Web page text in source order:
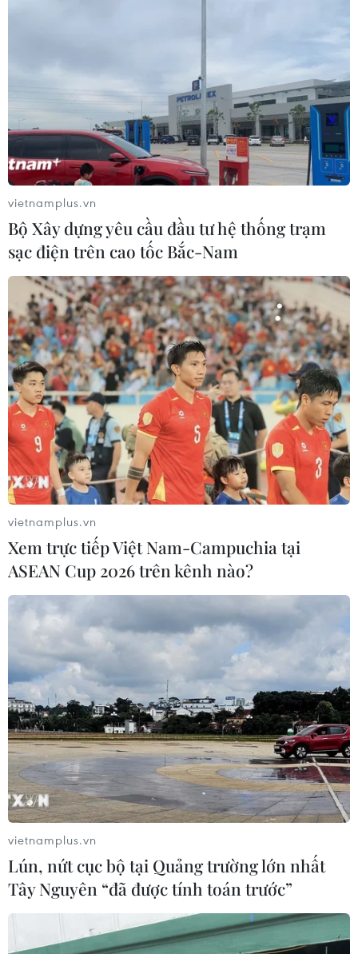
Bài 5: Xanh hóa dệt may: Doanh nghiệp
khẳng định vị thế trong chuỗi cung ứng
17/11/2023 01:18
Trước những yêu cầu ngày càng khắt khe của thị
trường, nếu doanh nghiệp dệt may không có chiến lược
phát triển bền vững, sản xuất Xanh sẽ không thể tham
gia vào chuỗi cung ứng và các thị trường lớn.
Bài 2: ‘Xanh hóa’ giao thông: Con đường
phải đi để phát triển bền vững
14/11/2023 02:11
Ngành Giao thông Vận tải đẩy mạnh tái cơ cấu vận tải
theo hướng giảm thị phần vận tải đường bộ, tăng các
phương thức vận tải hàng hải, đường thủy nội địa và
đường sắt thân thiện với môi trường.
vietnamplus.vn
Bộ Xây dựng yêu cầu đầu tư hệ thống trạm
sạc điện trên cao tốc Bắc-Nam
vietnamplus.vn
Xem trực tiếp Việt Nam-Campuchia tại
ASEAN Cup 2026 trên kênh nào?
vietnamplus.vn
Lún, nứt cục bộ tại Quảng trường lớn nhất
Tây Nguyên “đã được tính toán trước”